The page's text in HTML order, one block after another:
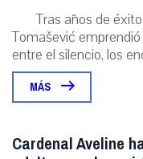
Tras años de
Tomašević
entre el silencio, los
MÁS
Cardenal Aveline